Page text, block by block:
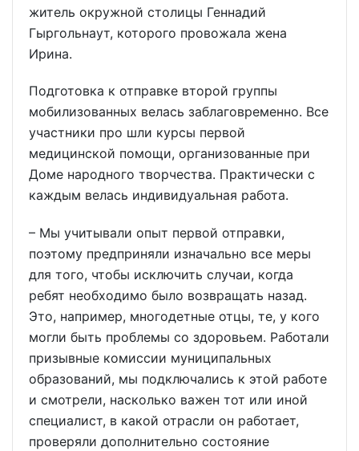
житель окружной столицы Геннадий
Гыргольнаут, которого провожала жена
Ирина.
Подготовка к отправке второй группы
мобилизованных велась заблаговременно. Все
участники про шли курсы первой
медицинской помощи, организованные при
Доме народного творчества. Практически с
каждым велась индивидуальная работа.
– Мы учитывали опыт первой отправки,
поэтому предприняли изначально все меры
для того, чтобы исключить случаи, когда
ребят необходимо было возвращать назад.
Это, например, многодетные отцы, те, у кого
могли быть проблемы со здоровьем. Работали
призывные комиссии муниципальных
образований, мы подключались к этой работе
и смотрели, насколько важен тот или иной
специалист, в какой отрасли он работает,
проверяли дополнительно состояние